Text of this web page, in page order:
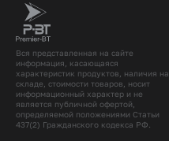
Вся представленная на сайте
информация, касающаяся
характеристик продуктов, наличия на
складе, стоимости товаров, носит
информационный характер и не
является публичной офертой,
определяемой положениями Статьи
437(2) Гражданского кодекcа РФ.